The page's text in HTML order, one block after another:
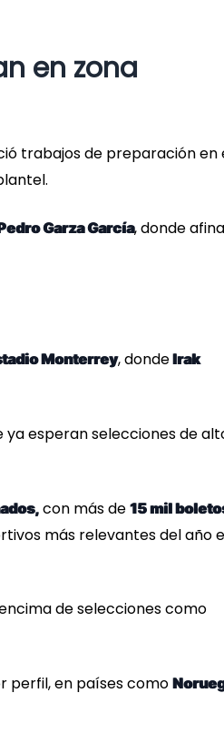
en zona
trabajos de preparación en
Garza García, donde
Monterrey, dondeIrak
ya esperan selecciones de
con más de 15 mil
más relevantes del año
de selecciones como
perfil, en países como